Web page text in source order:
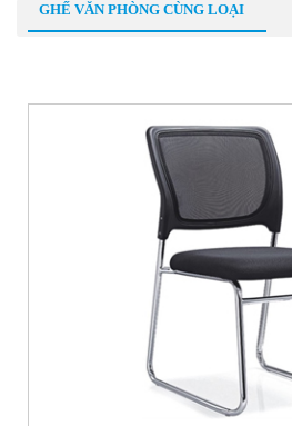
GHẾ VĂN PHÒNG CÙNG LOẠI